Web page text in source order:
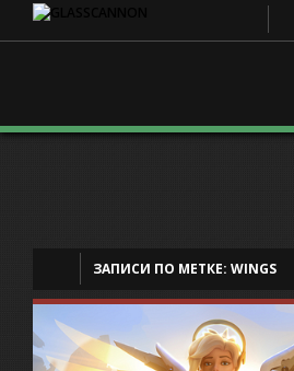
ЗАПИСИ ПО МЕТКЕ: WINGS